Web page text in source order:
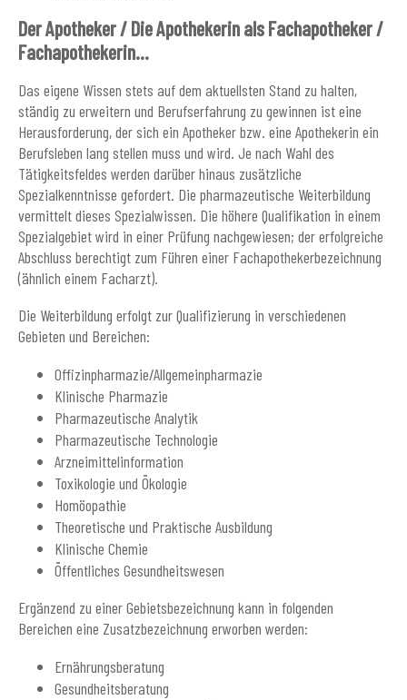
Der Apotheker / Die Apothekerin als Fachapotheker /
Fachapothekerin...
Das eigene Wissen stets auf dem aktuellsten Stand zu halten,
ständig zu erweitern und Berufserfahrung zu gewinnen ist eine
Herausforderung, der sich ein Apotheker bzw. eine Apothekerin ein
Berufsleben lang stellen muss und wird. Je nach Wahl des
Tätigkeitsfeldes werden darüber hinaus zusätzliche
Spezialkenntnisse gefordert. Die pharmazeutische Weiterbildung
vermittelt dieses Spezialwissen. Die höhere Qualifikation in einem
Spezialgebiet wird in einer Prüfung nachgewiesen; der erfolgreiche
Abschluss berechtigt zum Führen einer Fachapothekerbezeichnung
(ähnlich einem Facharzt).
Die Weiterbildung erfolgt zur Qualifizierung in verschiedenen
Gebieten und Bereichen:
Offizinpharmazie/Allgemeinpharmazie
Klinische Pharmazie
Pharmazeutische Analytik
Pharmazeutische Technologie
Arzneimittelinformation
Toxikologie und Ökologie
Homöopathie
Theoretische und Praktische Ausbildung
Klinische Chemie
Öffentliches Gesundheitswesen
Ergänzend zu einer Gebietsbezeichnung kann in folgenden
Bereichen eine Zusatzbezeichnung erworben werden:
Ernährungsberatung
Gesundheitsberatung